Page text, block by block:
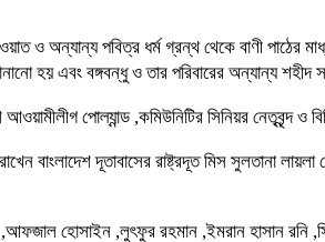
অন্যান্য পবিত্র ধর্ম গ্রন্থ থেকে বাণী পাঠের
হয় এবং বঙ্গবন্ধু ও তার পরিবারের অন্যান্য
পোল্যান্ড ,কমিউনিটির সিনিয়র নেতৃবৃন্দ ও
বাংলাদেশ দূতাবাসের রাষ্ট্রদূত মিস সুলতানা
হোসাইন ,লুৎফুর রহমান ,ইমরান হাসান রনি